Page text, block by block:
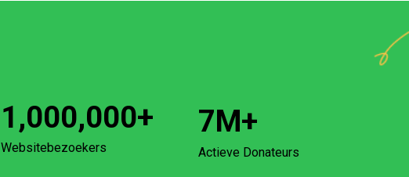
1,000,000+
Websitebezoekers
7 M+
Actieve Donateurs